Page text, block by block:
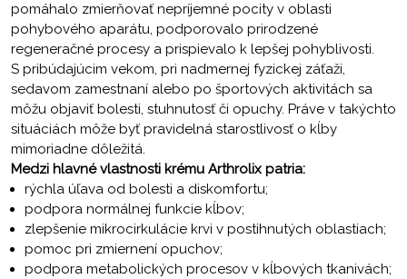
pomáhalo zmierňovať nepríjemné pocity v oblasti
pohybového aparátu, podporovalo prirodzené
regeneračné procesy a prispievalo k lepšej pohyblivosti.
S pribúdajúcim vekom, pri nadmernej fyzickej záťaži,
sedavom zamestnaní alebo po športových aktivitách sa
môžu objaviť bolesti, stuhnutosť či opuchy. Práve v takýchto
situáciách môže byť pravidelná starostlivosť o kĺby
mimoriadne dôležitá.
Medzi hlavné vlastnosti krému Arthrolix patria:
rýchla úľava od bolesti a diskomfortu;
podpora normálnej funkcie kĺbov;
zlepšenie mikrocirkulácie krvi v postihnutých oblastiach;
pomoc pri zmiernení opuchov;
podpora metabolických procesov v kĺbových tkanivách;